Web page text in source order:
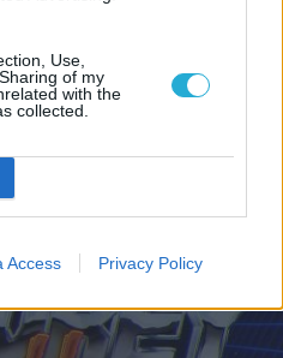
Use,
of my
with the
collected.
Access Privacy Policy
véletlenül se maradj le